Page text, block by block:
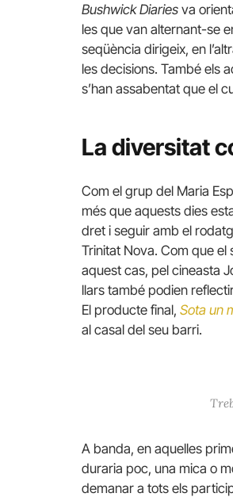
Bushwick Diaries va
les que van alternant-se
seqüència dirigeix, en
les decisions. També els
s’han assabentat que el
La diversitat
Com el grup del Maria
més que aquests dies
dret i seguir amb el
Trinitat Nova. Com que
aquest cas, pel cineasta
llars també podien
El producte final, Sota un
al casal del seu barri.
A banda, en aquelles
duraria poc, una mica o
demanar a tots els